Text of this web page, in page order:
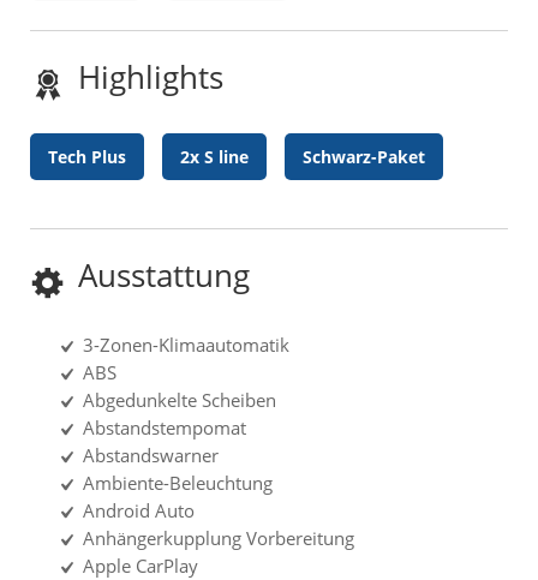
Highlights
Tech Plus 2x S line Schwarz-Paket
Ausstattung
3-Zonen-Klimaautomatik
ABS
Abgedunkelte Scheiben
Abstandstempomat
Abstandswarner
Ambiente-Beleuchtung
Android Auto
Anhängerkupplung Vorbereitung
Apple CarPlay